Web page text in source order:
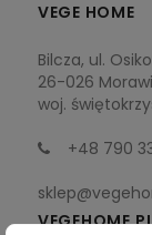
VEGE HOME
Bilcza, ul.
26-026
woj.
+48 790